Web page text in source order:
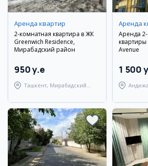
Аренда квартир
2-комнатная квартира в ЖК
Greenwich Residence,
Мирабадский район
950 y.e
Ташкент, Мирабадский
Аренда
Аренда
Avenue
1 500